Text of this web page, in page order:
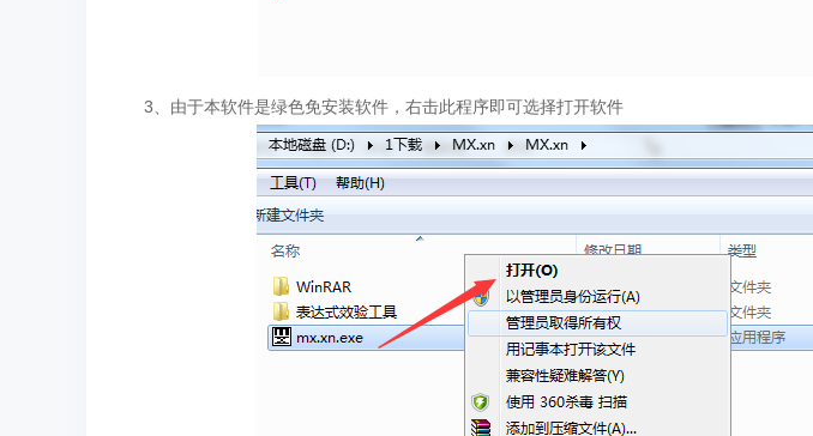
3、由于本软件是绿色免安装软件，右击此程序即可选择打开软件